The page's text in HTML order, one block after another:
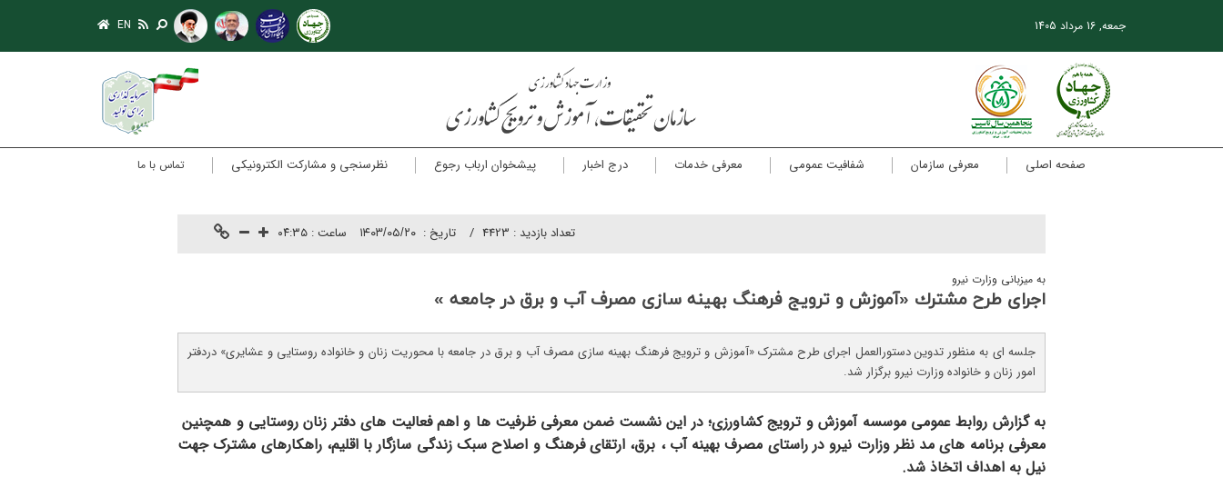
جمعه, 16 مرداد 1405 EN
صفحه اصلی معرفی سازمان شفافیت عمومی معرفی خدمات درج اخبار پیشخوان ارباب رجوع نظرسنجی و مشارکت الکترونیکی تماس با ما
ساعت : ۰۴:۳۵ تاريخ : ۱۴۰۳/۰۵/۲۰ تعداد بازدید : 4423
به میزبانی وزارت نیرو
اجرای طرح مشترك «آموزش و ترویج فرهنگ بهینه سازی مصرف آب و برق در جامعه »
جلسه ای به منظور تدوین دستورالعمل اجرای طرح مشترک «آموزش و ترویج فرهنگ بهینه سازی مصرف آب و برق در جامعه با محوریت زنان و خانواده روستایی و عشایری» دردفتر
امور زنان و خانواده وزارت نیرو برگزار شد.
به گزارش روابط عمومی موسسه آموزش و ترویج کشاورزی؛ در این نشست ضمن معرفی ظرفیت ها و اهم فعالیت های دفتر زنان روستایی و همچنین
معرفی برنامه های مد نظر وزارت نیرو در راستای مصرف بهینه آب ، برق، ارتقای فرهنگ و اصلاح سبک زندگی سازگار با اقلیم، راهکارهای مشترک جهت
نیل به اهداف اتخاذ شد.